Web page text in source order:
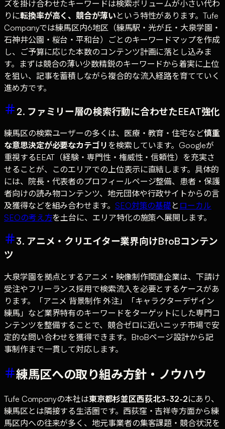
ズを掛け合わせたキーワードは検索ボリュームが小さい代わ
りに転換率が高く、競合が薄い という特性があります。Tufe
Companyでは練馬区内6地区（練馬駅・光が丘・大泉学園・
石神井公園・桜台・平和台）ごとのキーワードマップを作成
し、ご予算に応じた本数のコンテンツ計画に落とし込みま
す。まずは競合の薄い少数精鋭のキーワードから着実に上位
を狙い、記事を蓄積しながら複合的な流入経路を育てていく
進め方です。
2. ファミリー層の検索行動に合わせたEEAT強化
練馬区の検索ユーザーの多くは、医療・教育・住宅など慎重
な意思決定が必要なカテゴリ を検索しています。Googleが
重視するEEAT（経験・専門性・権威性・信頼性）を充実さ
せることが、このエリアでの上位表示に直結します。具体的
には、院長・代表者のプロフィールページ整備、患者・保護
者向けの読み物コンテンツ、地元団体や行政サイトからの言
及獲得などを組み合わせます。 SEO対策の基礎 と ローカル
SEOの考え方を土台に、エリア特化の施策へ展開します。
3. アニメ・クリエイター業界向けBtoBコンテン
ツ
大泉学園を拠点とするアニメ・映像制作関連企業は、下請け
受注やフリーランス採用で検索流入を必要とするケースがあ
ります。「アニメ 背景制作 外注」「キャラクターデザイン
練馬」など業界特有のキーワードをターゲットにした専門コ
ンテンツを整備することで、競合ゼロに近いニッチ市場で安
定的な問い合わせを獲得できます。BtoBページ設計から記
事制作まで一貫して対応します。
練馬区への取り組み方針・ノウハウ
Tufe Companyの本社は東京都杉並区西荻北3-32-2にあり、
練馬区とは隣接する生活圏です。西荻窪・吉祥寺方面から練
馬区内への往来が多く、地元事業者の集客課題・競合状況を